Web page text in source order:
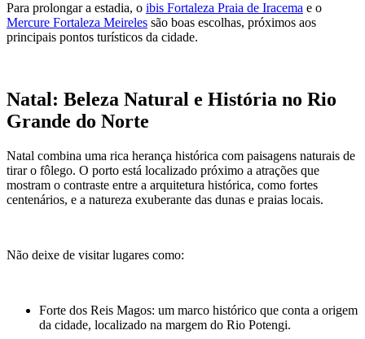
Para prolongar a estadia, o ibis Fortaleza Praia de Iracema e o
Mercure Fortaleza Meireles são boas escolhas, próximos aos
principais pontos turísticos da cidade.
Natal: Beleza Natural e História no Rio
Grande do Norte
Natal combina uma rica herança histórica com paisagens naturais de
tirar o fôlego. O porto está localizado próximo a atrações que
mostram o contraste entre a arquitetura histórica, como fortes
centenários, e a natureza exuberante das dunas e praias locais.
Não deixe de visitar lugares como:
Forte dos Reis Magos: um marco histórico que conta a origem
da cidade, localizado na margem do Rio Potengi.